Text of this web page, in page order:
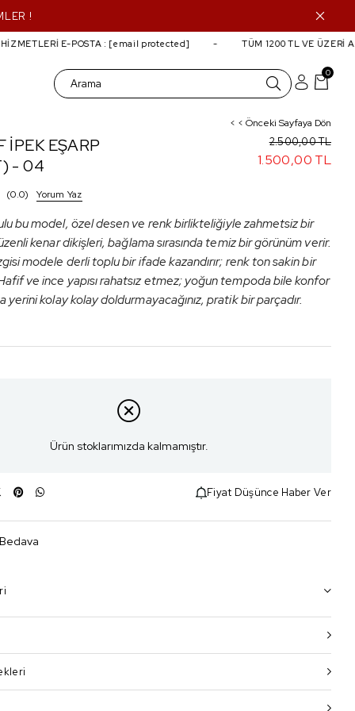
!
E-POSTA :[email protected] TÜM 1200 TL VE ÜZERİ
0
< < Önceki Sayfaya Dön
İPEK EŞARP
- 04
0.0 Yorum Yaz
bu model, özel desen ve renk birlikteliğiyle zahmetsiz bir
kenar dikişleri, bağlama sırasında temiz bir görünüm verir.
modele derli toplu bir ifade kazandırır; renk ton sakin bir
ve ince yapısı rahatsız etmez; yoğun tempoda bile konfor
yerini kolay kolay doldurmayacağınız, pratik bir parçadır.
2.500,00 TL
1.500,00 TL
Ürün stoklarımızda kalmamıştır.
Fiyat Düşünce Haber Ver